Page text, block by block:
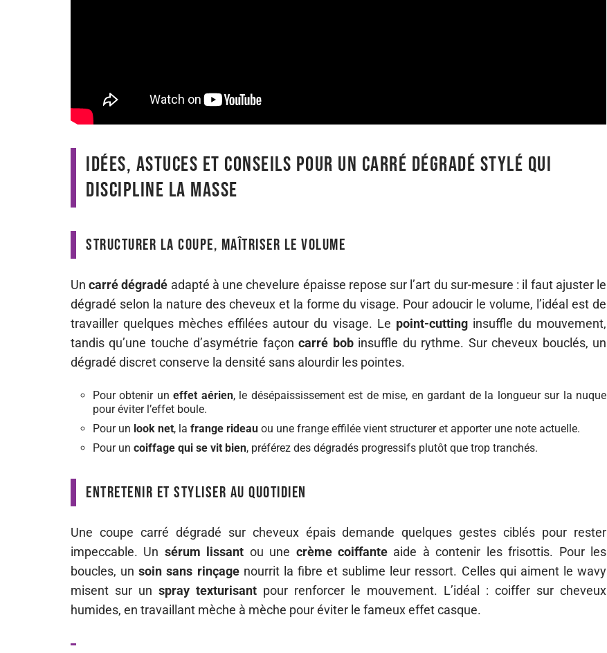
Idées, astuces et conseils pour un carré dégradé stylé qui
discipline la masse
Structurer la coupe, maîtriser le volume
Uncarré dégradé adapté à une chevelure épaisse repose sur l’art du sur-mesure : il faut ajuster le
dégradé selon la nature des cheveux et la forme du visage. Pour adoucir le volume, l’idéal est de
travailler quelques mèches effilées autour du visage. Le point-cuttinginsuffle du mouvement,
tandis qu’une touche d’asymétrie façoncarré bobinsuffle du rythme. Sur cheveux bouclés, un
dégradé discret conserve la densité sans alourdir les pointes.
Pour obtenir uneffet aérien, le désépaississement est de mise, en gardant de la longueur sur la nuque
pour éviter l’effet boule.
Pour un look net, la frange rideau ou une frange effilée vient structurer et apporter une note actuelle.
Pour un coiffage qui se vit bien, préférez des dégradés progressifs plutôt que trop tranchés.
Entretenir et styliser au quotidien
Une coupe carré dégradé sur cheveux épais demande quelques gestes ciblés pour rester
impeccable. Un sérum lissant ou une crème coiffante aide à contenir les frisottis. Pour les
boucles, unsoin sans rinçagenourrit la fibre et sublime leur ressort. Celles qui aiment le wavy
misent sur un spray texturisant pour renforcer le mouvement. L’idéal : coiffer sur cheveux
humides, en travaillant mèche à mèche pour éviter le fameux effet casque.